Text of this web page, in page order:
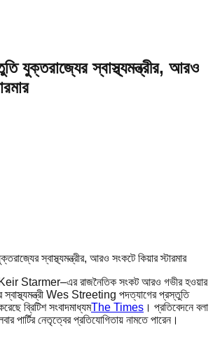
যুক্তরাজ্যের স্বাস্থ্যমন্ত্রীর, আরও
Keir Starmer–এর রাজনৈতিক সংকট আরও গভীর হওয়ার
স্বাস্থ্যমন্ত্রী Wes Streeting পদত্যাগের প্রস্তুতি
ব্রিটিশ সংবাদমাধ্যমThe Times । প্রতিবেদনে বলা
পার্টির নেতৃত্বের প্রতিযোগিতায় নামতে পারেন।